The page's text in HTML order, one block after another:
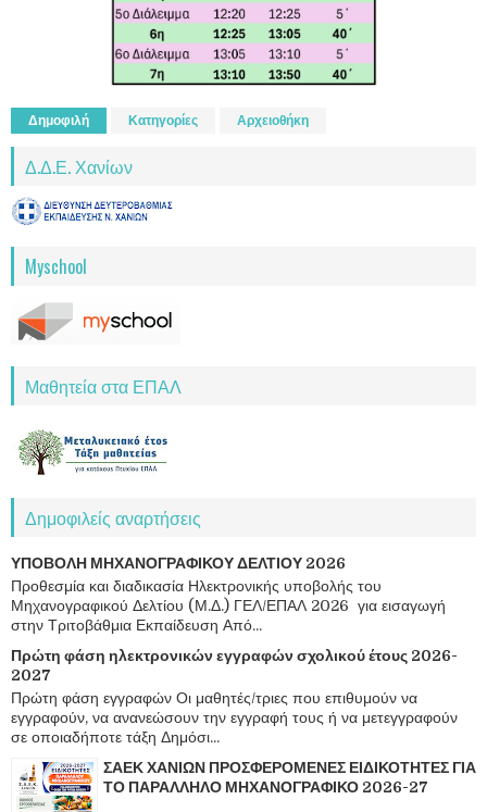
Δημοφιλή Κατηγορίες Αρχειοθήκη
Δ.Δ.Ε. Χανίων
Myschool
Μαθητεία στα ΕΠΑΛ
Δημοφιλείς αναρτήσεις
ΥΠΟΒΟΛΗ ΜΗΧΑΝΟΓΡΑΦΙΚΟΥ ΔΕΛΤΙΟΥ 2026
Προθεσμία και διαδικασία Ηλεκτρονικής υποβολής του
Μηχανογραφικού Δελτίου (Μ.Δ.) ΓΕΛ/ΕΠΑΛ 2026 για εισαγωγή
στην Τριτοβάθμια Εκπαίδευση Από...
Πρώτη φάση ηλεκτρονικών εγγραφών σχολικού έτους 2026-
2027
Πρώτη φάση εγγραφών Οι μαθητές/τριες που επιθυμούν να
εγγραφούν, να ανανεώσουν την εγγραφή τους ή να μετεγγραφούν
σε οποιαδήποτε τάξη Δημόσι...
ΣΑΕΚ ΧΑΝΙΩΝ ΠΡΟΣΦΕΡΟΜΕΝΕΣ ΕΙΔΙΚΟΤΗΤΕΣ ΓΙΑ
ΤΟ ΠΑΡΑΛΛΗΛΟ ΜΗΧΑΝΟΓΡΑΦΙΚΟ 2026-27